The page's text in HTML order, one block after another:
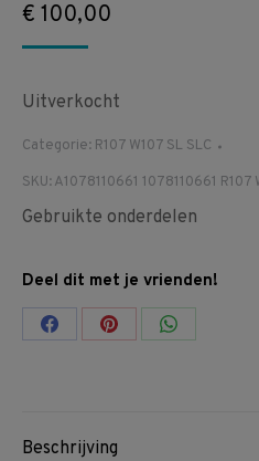
€ 100,00
Uitverkocht
Categorie: R107 W107 SL SLC
SKU:A1078110661 1078110661
Gebruikte onderdelen
Deel dit met je vrienden!
Share Share Share
Beschrijving